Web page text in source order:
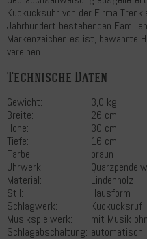
Kuckucksuhr von der Firma
Jahrhundert bestehenden
Markenzeichen es ist, bewährte
vereinen.
Technische Daten
Gewicht:
3,0 kg
Breite:
26 cm
Höhe:
30 cm
Tiefe:
16 cm
Farbe:
braun
Uhrwerk:
Material:
Lindenholz
Stil:
Hausform
Schlagwerk:
Kuckucksruf
Musikspielwerk:
mit Musik
Schlagabschaltung: automatisch,